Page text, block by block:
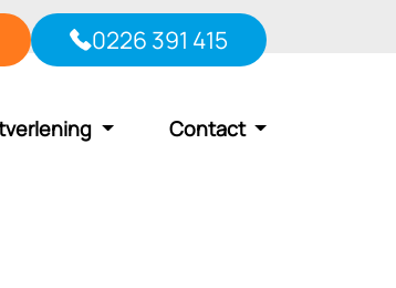
0226 391 415
Contact